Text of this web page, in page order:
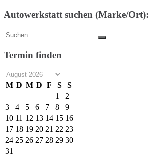
Autowerkstatt suchen (Marke/Ort):
Suche
nach:
Suchen
Termin finden
M D M D F S
S
1
2
3
4 5 6 7 8
9
10 11 12 13 14 15 16
17 18 19 20 21 22 23
24 25 26 27 28 29 30
31